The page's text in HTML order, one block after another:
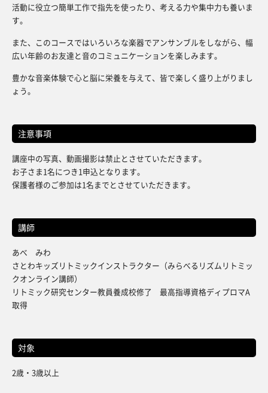
活動に役立つ簡単工作で指先を使ったり、考える力や集中力も養いま
す。
また、このコースではいろいろな楽器でアンサンブルをしながら、幅
広い年齢のお友達と音のコミュニケーションを楽しみます。
豊かな音楽体験で心と脳に栄養を与えて、皆で楽しく盛り上がりまし
ょう。
注意事項
講座中の写真、動画撮影は禁止とさせていただきます。
お子さま1名につき1申込となります。
保護者様のご参加は1名までとさせていただきます。
講師
あべ みわ
さとわキッズリトミックインストラクター（みらべるリズムリトミッ
クオンライン講師）
リトミック研究センター教員養成校修了 最高指導資格ディプロマA
取得
対象
2歳・3歳以上